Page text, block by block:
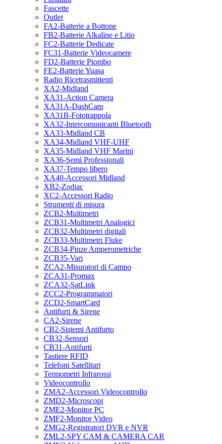
Fascette
Outlet
FA2-Batterie a Bottone
FB2-Batterie Alkaline e Litio
FC2-Batterie Dedicate
FC31-Batterie Videocamere
FD2-Batterie Piombo
FE2-Batterie Yuasa
Radio Ricetrasmittenti
XA2-Midland
XA31-Action Camera
XA31A-DashCam
XA31B-Fototrappola
XA32-Intercomunicanti Bluetooth
XA33-Midland CB
XA34-Midland VHF-UHF
XA35-Midland VHF Marini
XA36-Semi Professionali
XA37-Tempo libero
XA40-Accessori Midland
XB2-Zodiac
XC2-Accessori Radio
Strumenti di misura
ZCB2-Multimetri
ZCB31-Multimetri Analogici
ZCB32-Multimetri digitali
ZCB33-Multimetri Fluke
ZCB34-Pinze Amperometriche
ZCB35-Vari
ZCA2-Misuratori di Campo
ZCA31-Promax
ZCA32-SatLink
ZCC2-Programmatori
ZCD2-SmartCard
Antifurti & Sirene
CA2-Sirene
CB2-Sistemi Antifurto
CB32-Sensori
CB31-Antifurti
Tastiere RFID
Telefoni Satellitari
Termometri Infrarossi
Videocontrollo
ZMA2-Accessori Videocontrollo
ZMD2-Microscopi
ZME2-Monitor PC
ZMF2-Monitor Video
ZMG2-Registratori DVR e NVR
ZML2-SPY CAM & CAMERA CAR